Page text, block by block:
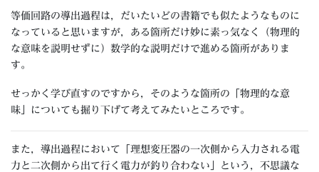
等価回路の導出過程は，だいたいどの書籍でも似たようなものに
なっていると思いますが，ある箇所だけ妙に素っ気なく（物理的
な意味を説明せずに）数学的な説明だけで進める箇所がありま
す。
せっかく学び直すのですから，そのような箇所の「物理的な意
味」についても掘り下げて考えてみたいところです。
また，導出過程において「理想変圧器の一次側から入力される電
力と二次側から出て行く電力が釣り合わない」という，不思議な